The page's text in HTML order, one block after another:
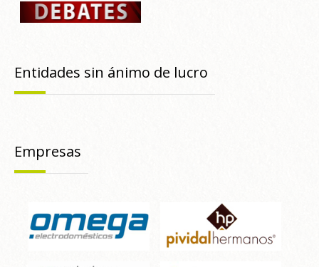
Entidades sin ánimo de lucro
Empresas